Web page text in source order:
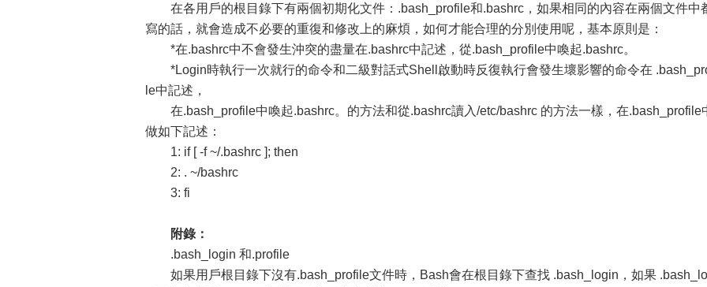
在各用戶的根目錄下有兩個初期化文件：.bash_profile和.bashrc，如果相同的內容在兩個文件中
寫的話，就會造成不必要的重復和修改上的麻煩，如何才能合理的分別使用呢，基本原則是：
*在.bashrc中不會發生沖突的盡量在.bashrc中記述，從.bash_profile中喚起.bashrc。
*Login時執行一次就行的命令和二級對話式Shell啟動時反復執行會發生壞影響的命令在
le中記述，
在.bash_profile中喚起.bashrc。的方法和從.bashrc讀入/etc/bashrc 的方法一樣，在.bash_profile
做如下記述：
1: if [ -f ~/.bashrc ]; then
2: . ~/bashrc
3: fi
附錄：
.bash_login 和.profile
如果用戶根目錄下沒有.bash_profile文件時，Bash會在根目錄下查找 .bash_login，如果